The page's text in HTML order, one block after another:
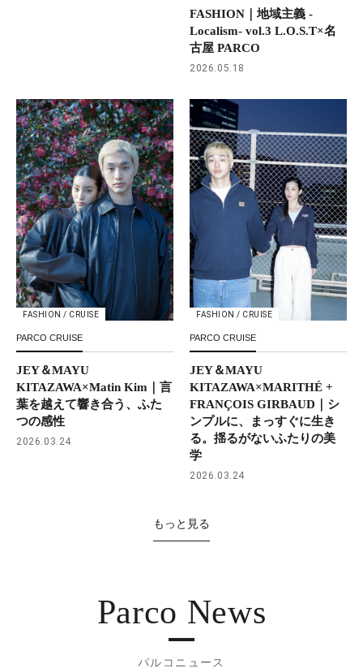
FASHION｜地域主義 -
Localism- vol.3 L.O.S.T×名
古屋 PARCO
2026.05.18
FASHION / CRUISE
PARCO CRUISE
JEY＆MAYU
KITAZAWA×Matin Kim｜言
葉を越えて響き合う、ふた
つの感性
2026.03.24
FASHION / CRUISE
PARCO CRUISE
JEY＆MAYU
KITAZAWA×MARITHÉ +
FRANÇOIS GIRBAUD｜シ
ンプルに、まっすぐに生き
る。揺るがないふたりの美
学
2026.03.24
もっと見る
Parco News
パルコニュース